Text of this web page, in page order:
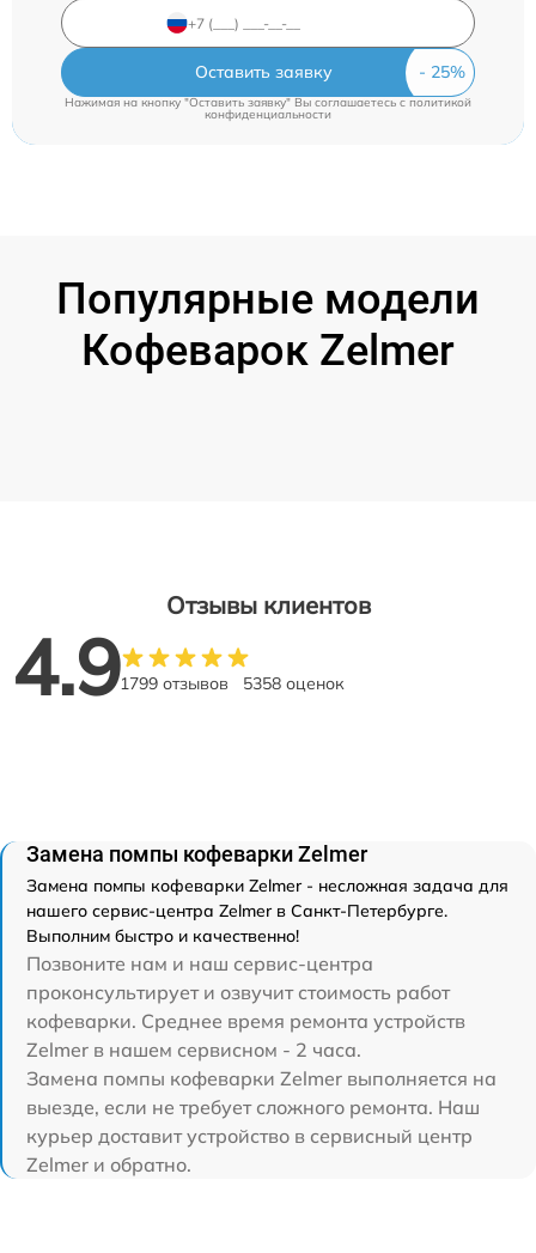
Оставить заявку
Нажимая на кнопку "Оставить заявку" Вы соглашаетесь c политикой
конфиденциальности
Популярные модели
Кофеварок Zelmer
Отзывы клиентов
4.91799 отзывов 5358 оценок
Замена помпы кофеварки Zelmer
Замена помпы кофеварки Zelmer - несложная задача для
нашего сервис-центра Zelmer в Санкт-Петербурге.
Выполним быстро и качественно!
Позвоните нам и наш сервис-центра
проконсультирует и озвучит стоимость работ
кофеварки. Среднее время ремонта устройств
Zelmer в нашем сервисном - 2 часа.
Замена помпы кофеварки Zelmer выполняется на
выезде, если не требует сложного ремонта. Наш
курьер доставит устройство в сервисный центр
Zelmer и обратно.